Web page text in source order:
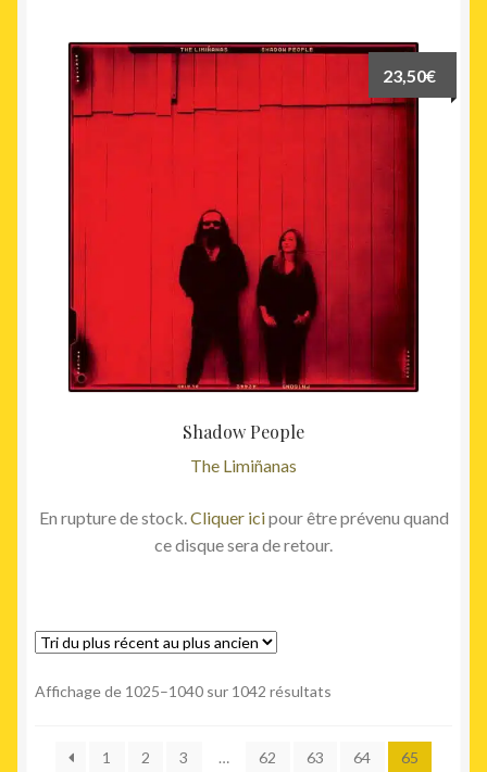
Shadow People
The Limiñanas
23,50€
En rupture de stock. Cliquer icipour être prévenu quand
ce disque sera de retour.
Affichage de 1025–1040 sur 1042 résultats
récent
1 2 3 … 62 63 64
65